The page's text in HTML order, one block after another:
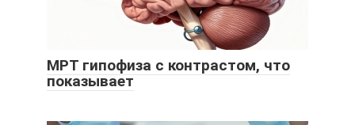
МРТ гипофиза с контрастом, что
показывает